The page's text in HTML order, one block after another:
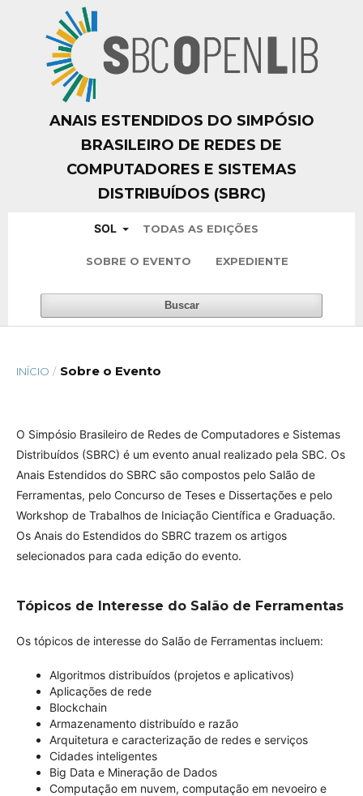
ANAIS ESTENDIDOS DO SIMPÓSIO
BRASILEIRO DE REDES DE
COMPUTADORES E SISTEMAS
DISTRIBUÍDOS (SBRC)
SOL TODAS AS EDIÇÕES
SOBRE O EVENTO EXPEDIENTE
Buscar
INÍCIO / Sobre o Evento
O Simpósio Brasileiro de Redes de Computadores e Sistemas
Distribuídos (SBRC) é um evento anual realizado pela SBC. Os
Anais Estendidos do SBRC são compostos pelo Salão de
Ferramentas, pelo Concurso de Teses e Dissertações e pelo
Workshop de Trabalhos de Iniciação Científica e Graduação.
Os Anais do Estendidos do SBRC trazem os artigos
selecionados para cada edição do evento.
Tópicos de Interesse do Salão de Ferramentas
Os tópicos de interesse do Salão de Ferramentas incluem:
Algoritmos distribuídos (projetos e aplicativos)
Aplicações de rede
Blockchain
Armazenamento distribuído e razão
Arquitetura e caracterização de redes e serviços
Cidades inteligentes
Big Data e Mineração de Dados
Computação em nuvem, computação em nevoeiro e